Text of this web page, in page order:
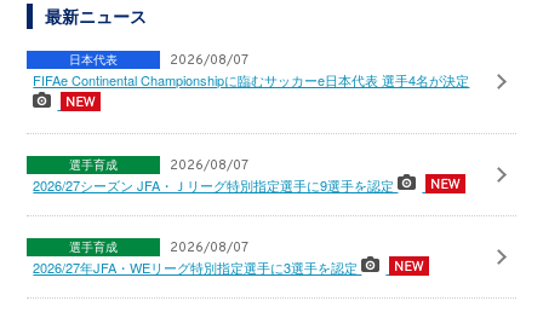
最新ニュース
日本代表 2026/08/07
FIFAe Continental Championshipに臨むサッカーe日本代表 選手4名が決定
選手育成 2026/08/07
2026/27シーズン JFA・Ｊリーグ特別指定選手に9選手を認定
選手育成 2026/08/07
2026/27年JFA・WEリーグ特別指定選手に3選手を認定